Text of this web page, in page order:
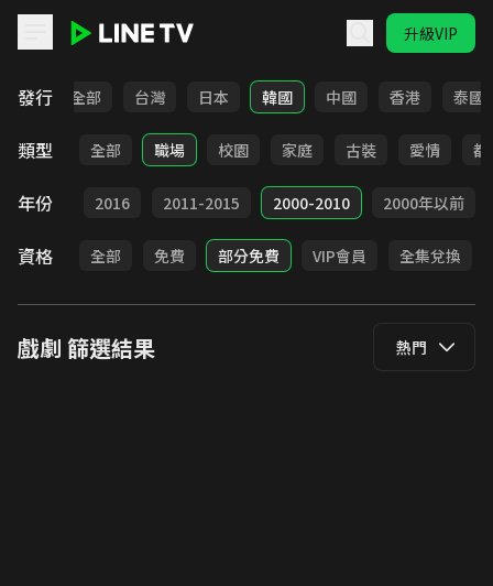
升級VIP
發行 全部 台灣 日本 韓國 中國 香港 泰國
類型 全部 職場 校園 家庭 古裝 愛情 都
年份
2017 2016 2011-2015 2000-2010 2000年以前
資格 全部 免費 部分免費 VIP會員 全集兌換
戲劇 篩選結果 熱門